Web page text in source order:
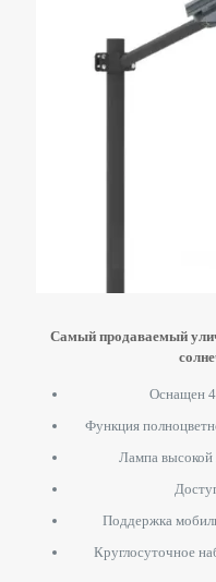
Самый продаваемый
Оснащен
Функция
Лампа
Поддержка
Круглосуточное